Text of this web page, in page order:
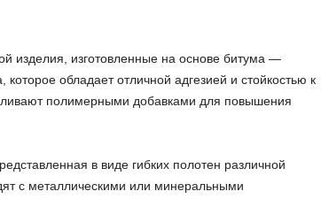
изделия, изготовленные на основе битума —
обладает отличной адгезией и стойкостью к
полимерными добавками для повышения
в виде гибких полотен различной
с металлическими или минеральными